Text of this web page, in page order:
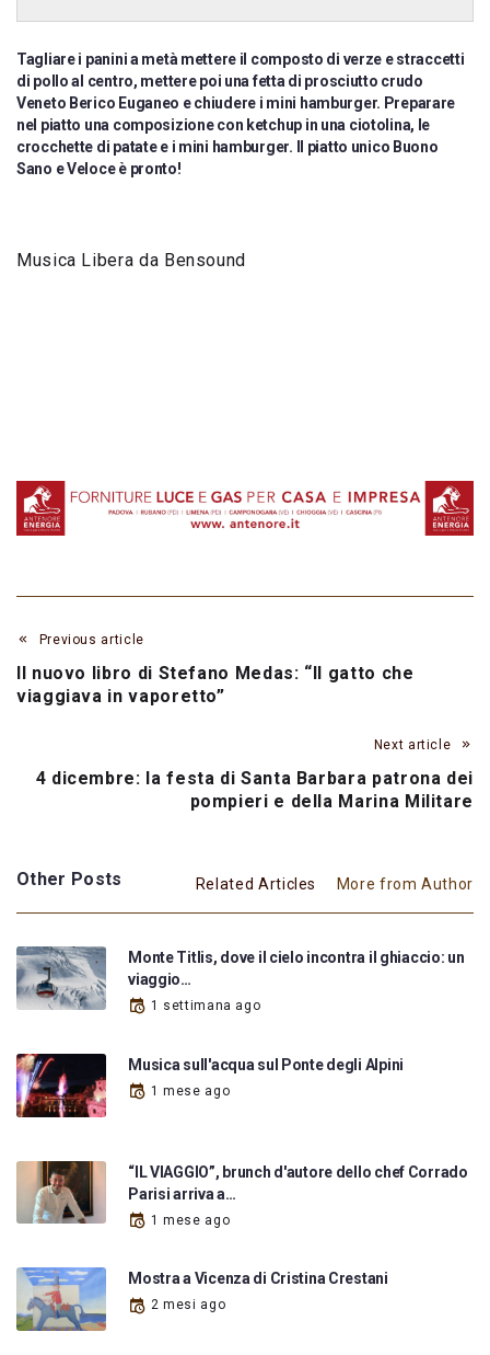
Tagliare i panini a metà mettere il composto di verze e straccetti
di pollo al centro, mettere poi una fetta di prosciutto crudo
Veneto Berico Euganeo e chiudere i mini hamburger. Preparare
nel piatto una composizione con ketchup in una ciotolina, le
crocchette di patate e i mini hamburger. Il piatto unico Buono
Sano e Veloce è pronto!
Musica Libera da Bensound
Previous article
Il nuovo libro di Stefano Medas: “Il gatto che
viaggiava in vaporetto”
Next article
4 dicembre: la festa di Santa Barbara patrona dei
pompieri e della Marina Militare
Other Posts Related Articles More from Author
Monte Titlis, dove il cielo incontra il ghiaccio: un
viaggio…
1 settimana ago
Musica sull'acqua sul Ponte degli Alpini
1 mese ago
“IL VIAGGIO”, brunch d'autore dello chef Corrado
Parisi arriva a…
1 mese ago
Mostra a Vicenza di Cristina Crestani
2 mesi ago